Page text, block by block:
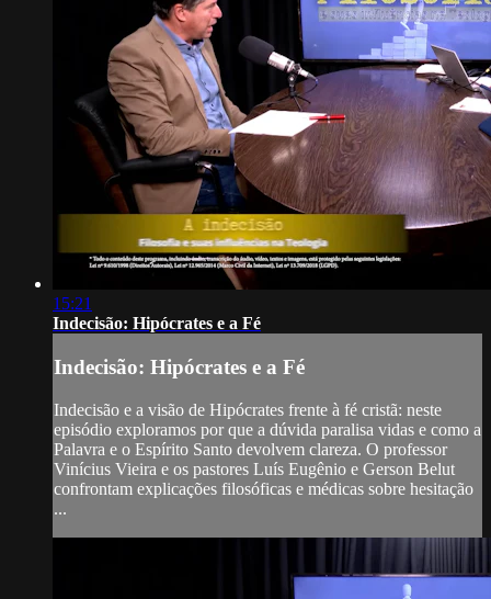
15:21
Indecisão: Hipócrates e a Fé
Indecisão: Hipócrates e a Fé
Indecisão e a visão de Hipócrates frente à fé cristã: neste
episódio exploramos por que a dúvida paralisa vidas e como a
Palavra e o Espírito Santo devolvem clareza. O professor
Vinícius Vieira e os pastores Luís Eugênio e Gerson Belut
confrontam explicações filosóficas e médicas sobre hesitação
...